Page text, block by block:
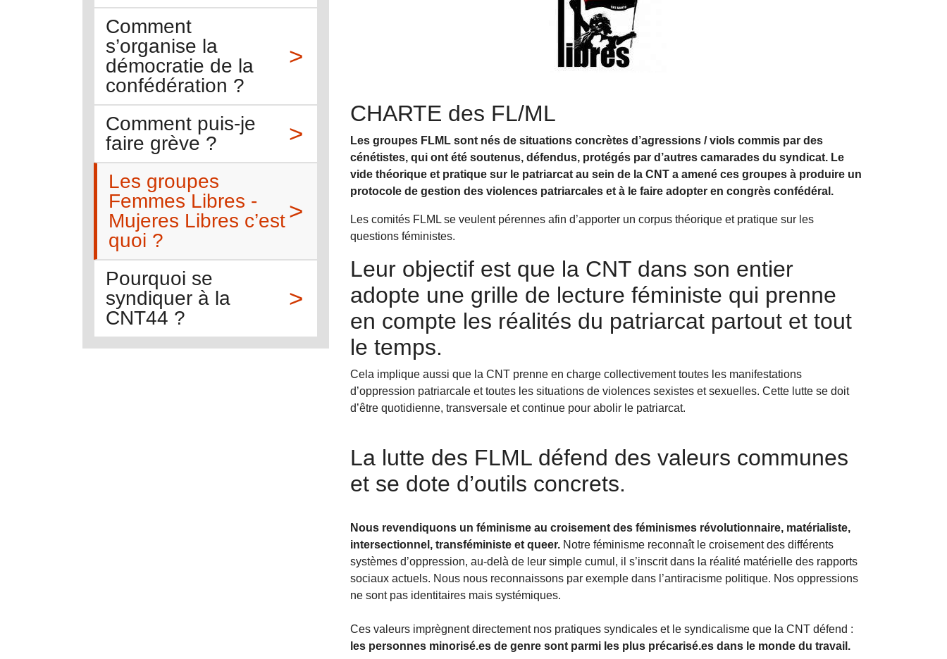
Comment
s’organise la
démocratie de la
confédération ?
Comment puis-je
faire grève ?
Les groupes
Femmes Libres -
Mujeres Libres c’est
quoi ?
Pourquoi se
syndiquer à la
CNT44 ?
CHARTE des FL/ML
Les groupes FLML sont nés de situations concrètes d’agressions / viols commis par des
cénétistes, qui ont été soutenus, défendus, protégés par d’autres camarades du syndicat. Le
vide théorique et pratique sur le patriarcat au sein de la CNT a amené ces groupes à produire un
protocole de gestion des violences patriarcales et à le faire adopter en congrès confédéral.
Les comités FLML se veulent pérennes afin d’apporter un corpus théorique et pratique sur les
questions féministes.
Leur objectif est que la CNT dans son entier
adopte une grille de lecture féministe qui prenne
en compte les réalités du patriarcat partout et tout
le temps.
Cela implique aussi que la CNT prenne en charge collectivement toutes les manifestations
d’oppression patriarcale et toutes les situations de violences sexistes et sexuelles. Cette lutte se doit
d’être quotidienne, transversale et continue pour abolir le patriarcat.
La lutte des FLML défend des valeurs communes
et se dote d’outils concrets.
Nous revendiquons un féminisme au croisement des féminismes révolutionnaire, matérialiste,
intersectionnel, transféministe et queer. Notre féminisme reconnaît le croisement des différents
systèmes d’oppression, au-delà de leur simple cumul, il s’inscrit dans la réalité matérielle des rapports
sociaux actuels. Nous nous reconnaissons par exemple dans l’antiracisme politique. Nos oppressions
ne sont pas identitaires mais systémiques.
Ces valeurs imprègnent directement nos pratiques syndicales et le syndicalisme que la CNT défend :
les personnes minorisé.es de genre sont parmi les plus précarisé.es dans le monde du travail.